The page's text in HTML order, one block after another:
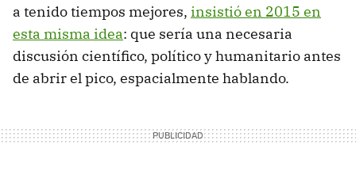
a tenido tiempos mejores, insistió en 2015 en
esta misma idea: que sería una necesaria
discusión científico, político y humanitario antes
de abrir el pico, espacialmente hablando.